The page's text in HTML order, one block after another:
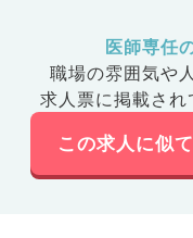
医師専任
職場の雰囲気や
求人票に掲載され
この求人に似